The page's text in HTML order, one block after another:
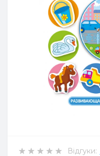
Відгуки: